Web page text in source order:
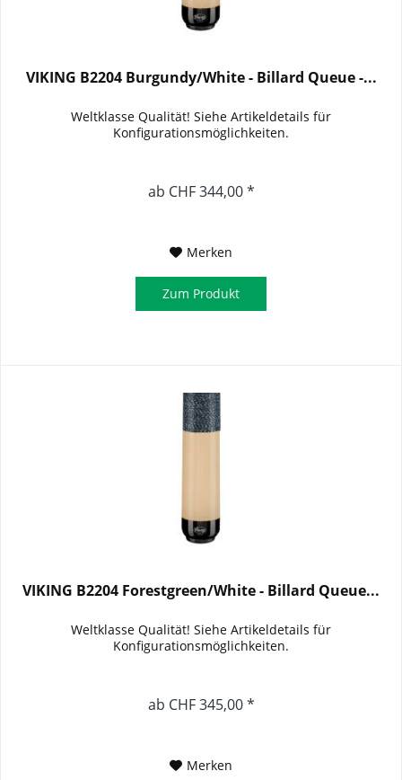
VIKING B2204 Burgundy/White - Billard Queue -...
Weltklasse Qualität! Siehe Artikeldetails für
Konfigurationsmöglichkeiten.
ab CHF 344,00 *
Merken
Zum Produkt
VIKING B2204 Forestgreen/White - Billard Queue...
Weltklasse Qualität! Siehe Artikeldetails für
Konfigurationsmöglichkeiten.
ab CHF 345,00 *
Merken